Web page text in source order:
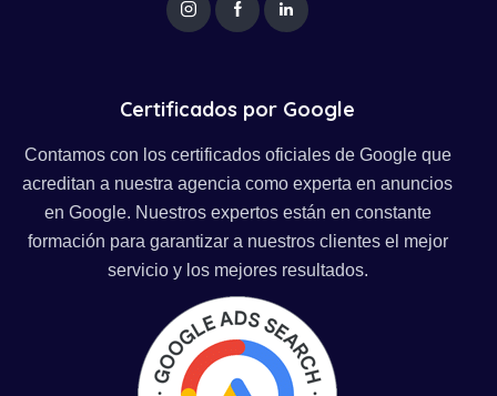
Certificados por Google
Contamos con los certificados oficiales de Google que
acreditan a nuestra agencia como experta en anuncios
en Google. Nuestros expertos están en constante
formación para garantizar a nuestros clientes el mejor
servicio y los mejores resultados.